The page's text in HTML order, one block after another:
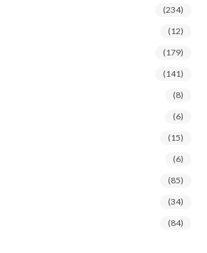
(234)
(12)
(179)
(141)
(8)
(6)
(15)
(6)
(85)
(34)
(84)